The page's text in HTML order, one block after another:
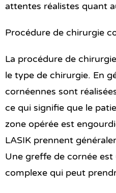
attentes réalistes quant
Procédure de chirurgie
La procédure de
le type de chirurgie. En
cornéennes sont
ce qui signifie que le
zone opérée est
LASIK prennent
Une greffe de cornée
complexe qui peut